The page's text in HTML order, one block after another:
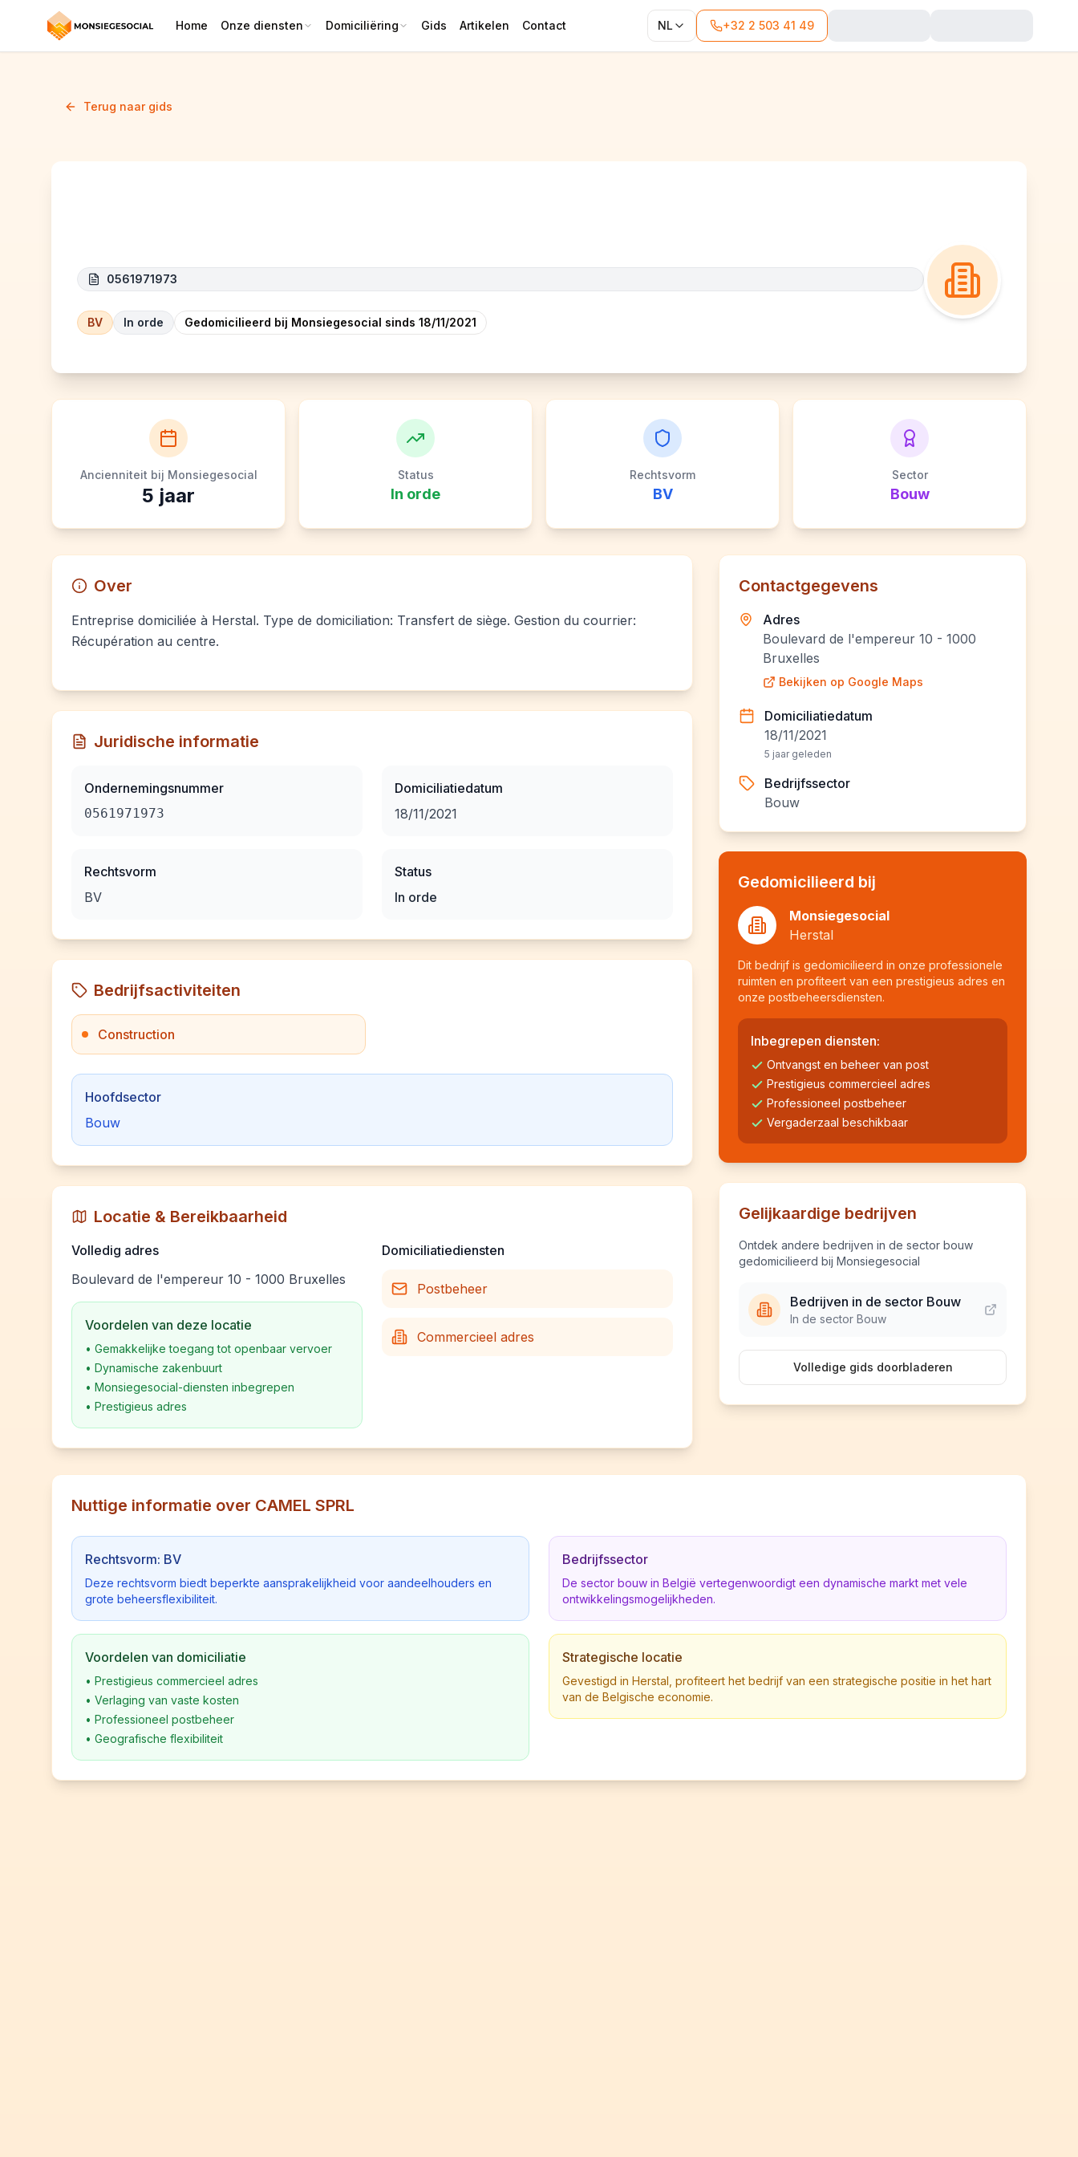
Home Onze diensten Domiciliëring Gids Artikelen Contact NL +32 2 503 41 49
Terug naar gids
0561971973
BV In orde Gedomicilieerd bij Monsiegesocial sinds 18/11/2021
Ancienniteit bij Monsiegesocial
5 jaar
Status
In orde
Rechtsvorm
BV
Sector
Bouw
Over
Entreprise domiciliée à Herstal. Type de domiciliation: Transfert de siège. Gestion du courrier:
Récupération au centre.
Juridische informatie
Ondernemingsnummer
0561971973
Rechtsvorm
BV
Domiciliatiedatum
18/11/2021
Status
In orde
Bedrijfsactiviteiten
Construction
Hoofdsector
Bouw
Locatie & Bereikbaarheid
Volledig adres
Boulevard de l'empereur 10 - 1000 Bruxelles
Voordelen van deze locatie
• Gemakkelijke toegang tot openbaar vervoer
• Dynamische zakenbuurt
• Monsiegesocial-diensten inbegrepen
• Prestigieus adres
Domiciliatiediensten
Postbeheer
Commercieel adres
Contactgegevens
Adres
Boulevard de l'empereur 10 - 1000
Bruxelles
Bekijken op Google Maps
Domiciliatiedatum
18/11/2021
5 jaar geleden
Bedrijfssector
Bouw
Gedomicilieerd bij
Monsiegesocial
Herstal
Dit bedrijf is gedomicilieerd in onze professionele
ruimten en profiteert van een prestigieus adres en
onze postbeheersdiensten.
Inbegrepen diensten:
Ontvangst en beheer van post
Prestigieus commercieel adres
Professioneel postbeheer
Vergaderzaal beschikbaar
Gelijkaardige bedrijven
Ontdek andere bedrijven in de sector bouw
gedomicilieerd bij Monsiegesocial
Bedrijven in de sector Bouw
In de sector Bouw
Volledige gids doorbladeren
Nuttige informatie over CAMEL SPRL
Rechtsvorm: BV
Deze rechtsvorm biedt beperkte aansprakelijkheid voor aandeelhouders en
grote beheersflexibiliteit.
Voordelen van domiciliatie
• Prestigieus commercieel adres
• Verlaging van vaste kosten
• Professioneel postbeheer
• Geografische flexibiliteit
Bedrijfssector
De sector bouw in België vertegenwoordigt een dynamische markt met vele
ontwikkelingsmogelijkheden.
Strategische locatie
Gevestigd in Herstal, profiteert het bedrijf van een strategische positie in het hart
van de Belgische economie.